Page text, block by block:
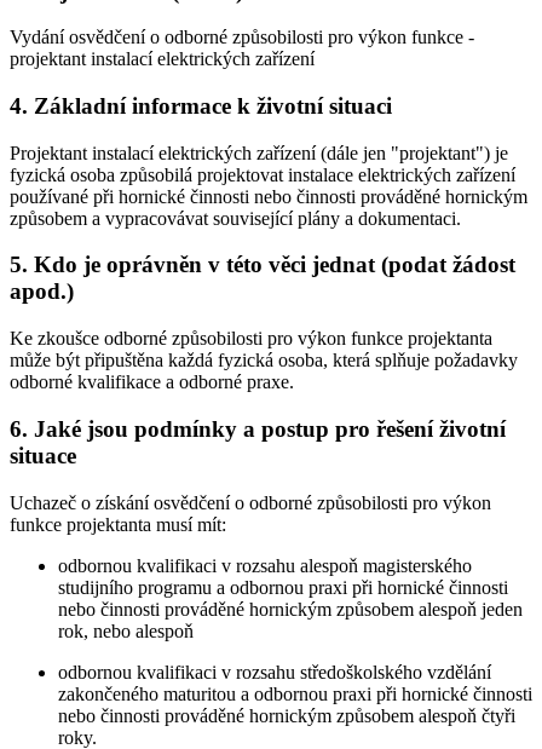
Vydání osvědčení o odborné způsobilosti pro výkon funkce -
projektant instalací elektrických zařízení
4. Základní informace k životní situaci
Projektant instalací elektrických zařízení (dále jen "projektant") je
fyzická osoba způsobilá projektovat instalace elektrických zařízení
používané při hornické činnosti nebo činnosti prováděné hornickým
způsobem a vypracovávat související plány a dokumentaci.
5. Kdo je oprávněn v této věci jednat (podat žádost
apod.)
Ke zkoušce odborné způsobilosti pro výkon funkce projektanta
může být připuštěna každá fyzická osoba, která splňuje požadavky
odborné kvalifikace a odborné praxe.
6. Jaké jsou podmínky a postup pro řešení životní
situace
Uchazeč o získání osvědčení o odborné způsobilosti pro výkon
funkce projektanta musí mít:
odbornou kvalifikaci v rozsahu alespoň magisterského
studijního programu a odbornou praxi při hornické činnosti
nebo činnosti prováděné hornickým způsobem alespoň jeden
rok, nebo alespoň
odbornou kvalifikaci v rozsahu středoškolského vzdělání
zakončeného maturitou a odbornou praxi při hornické činnosti
nebo činnosti prováděné hornickým způsobem alespoň čtyři
roky.